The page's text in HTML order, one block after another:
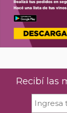
Recibí las